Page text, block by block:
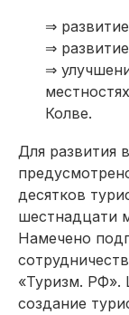
⇒
⇒
⇒
Колве.
Для развития
десятков
шестнадцати
Намечено
«Туризм. РФ».
создание